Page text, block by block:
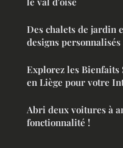
Des chalets de jardin
designs personnalisés
Explorez les Bienfaits
en Liège pour votre
Abri deux voitures à
fonctionnalité !